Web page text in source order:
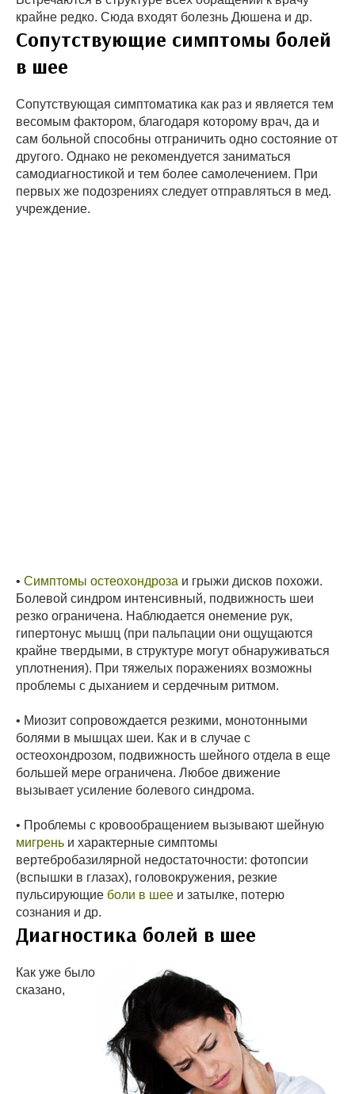
крайне редко. Сюда входят болезнь Дюшена и др.
Сопутствующие симптомы болей
в шее
Сопутствующая симптоматика как раз и является тем
весомым фактором, благодаря которому врач, да и
сам больной способны отграничить одно состояние от
другого. Однако не рекомендуется заниматься
самодиагностикой и тем более самолечением. При
первых же подозрениях следует отправляться в мед.
учреждение.
• Симптомы остеохондроза и грыжи дисков похожи.
Болевой синдром интенсивный, подвижность шеи
резко ограничена. Наблюдается онемение рук,
гипертонус мышц (при пальпации они ощущаются
крайне твердыми, в структуре могут обнаруживаться
уплотнения). При тяжелых поражениях возможны
проблемы с дыханием и сердечным ритмом.
• Миозит сопровождается резкими, монотонными
болями в мышцах шеи. Как и в случае с
остеохондрозом, подвижность шейного отдела в еще
большей мере ограничена. Любое движение
вызывает усиление болевого синдрома.
• Проблемы с кровообращением вызывают шейную
мигрень и характерные симптомы
вертебробазилярной недостаточности: фотопсии
(вспышки в глазах), головокружения, резкие
пульсирующие боли в шее и затылке, потерю
сознания и др.
Диагностика болей в шее
Как уже было
сказано,